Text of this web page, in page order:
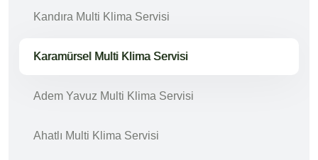
Kandıra Multi Klima Servisi
Karamürsel Multi Klima Servisi
Adem Yavuz Multi Klima Servisi
Ahatlı Multi Klima Servisi